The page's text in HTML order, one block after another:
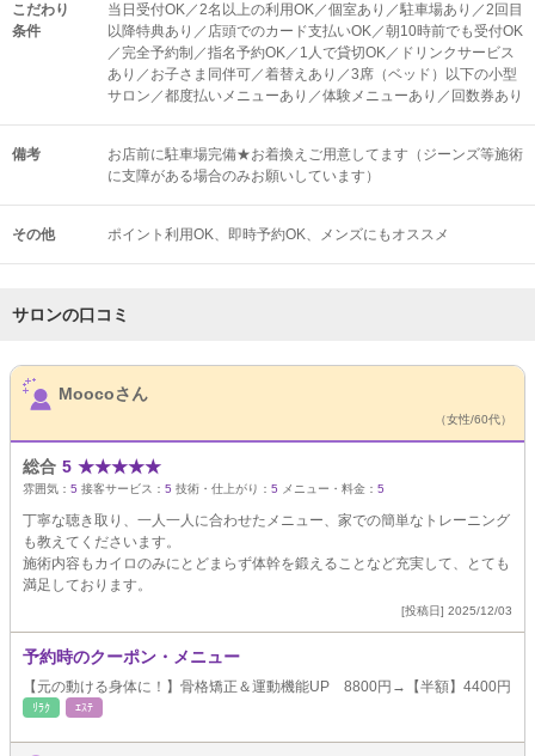
こだわり
条件
当日受付OK／2名以上の利用OK／個室あり／駐車場あり／2回目
以降特典あり／店頭でのカード支払いOK／朝10時前でも受付OK
／完全予約制／指名予約OK／1人で貸切OK／ドリンクサービス
あり／お子さま同伴可／着替えあり／3席（ベッド）以下の小型
サロン／都度払いメニューあり／体験メニューあり／回数券あり
備考
お店前に駐車場完備★お着換えご用意してます（ジーンズ等施術
に支障がある場合のみお願いしています）
その他 ポイント利用OK 即時予約OK メンズにもオススメ
サロンの口コミ
サロンPick Up
Moocoさん
（女性/60代）
総合 5 ★★★★★
雰囲気： 5 接客サービス： 5 技術・仕上がり： 5 メニュー・料金： 5
丁寧な聴き取り、一人一人に合わせたメニュー、家での簡単なトレーニング
も教えてくださいます。
施術内容もカイロのみにとどまらず体幹を鍛えることなど充実して、とても
満足しております。
[投稿日] 2025/12/03
予約時のクーポン・メニュー
【元の動ける身体に！】骨格矯正＆運動機能UP 8800円→【半額】4400円
ﾘﾗｸ ｴｽﾃ